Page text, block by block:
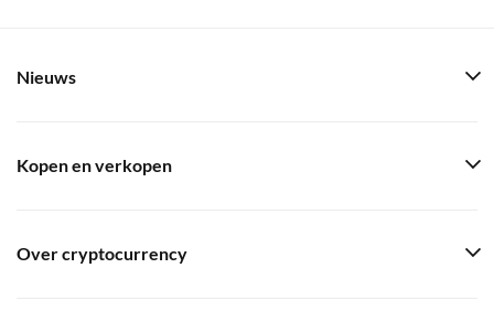
Nieuws
Kopen en verkopen
Over cryptocurrency